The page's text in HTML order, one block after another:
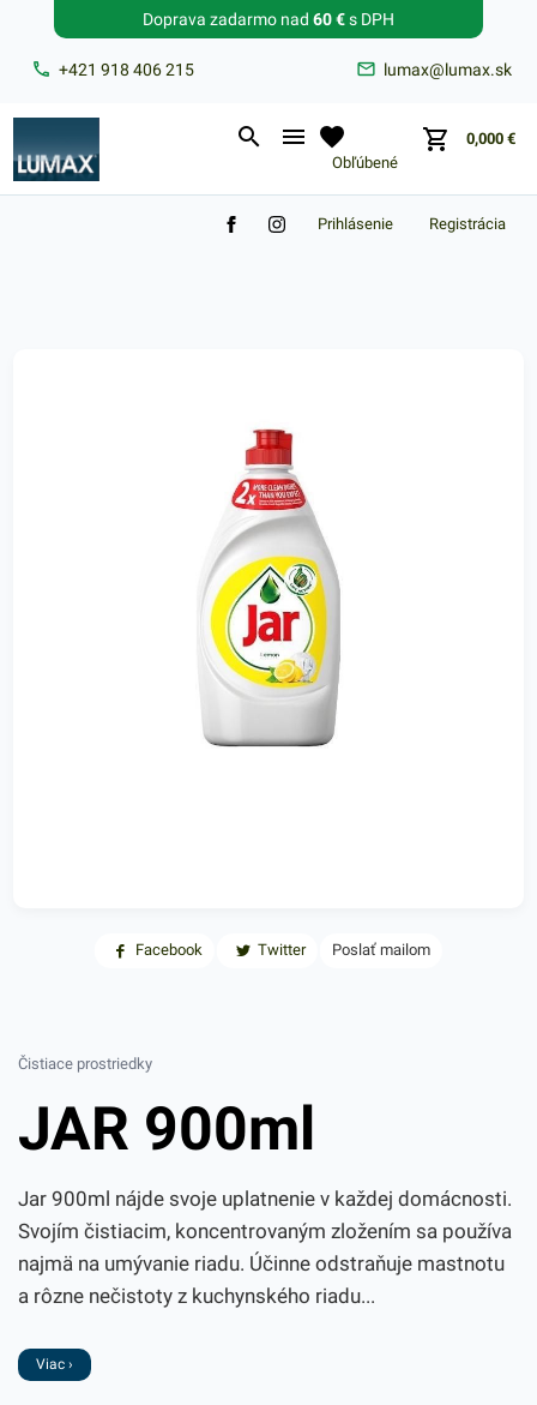
+421 918 406 215 lumax@lumax.sk
Doprava zadarmo nad 60 €s DPH
Obľúbené
0,000 €
Zabudnuté heslo?
Registrácia
Prihlásenie
Facebook Twitter Poslať mailom
Čistiace prostriedky
JAR 900ml
Jar 900ml nájde svoje uplatnenie v každej domácnosti.
Svojím čistiacim, koncentrovaným zložením sa používa
najmä na umývanie riadu. Účinne odstraňuje mastnotu
a rôzne nečistoty z kuchynského riadu...
Viac ›